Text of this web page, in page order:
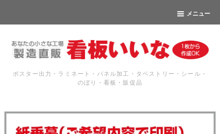
メニュー
ポスター出力・ラミネート・パネル加工・タペストリー・シール・
のぼり・看板・販促品